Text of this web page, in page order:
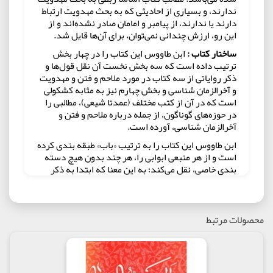
ندارند، و بسیاری از احادیثی که به بحث مهدویت ارتباط
دارند یا ندارند، از پیامبر و امامان صادر نشده‌اند و از
این رو، ارزش چندانی نمی‌توان، برای آن‌ها قایل شد.
ساختار کتاب :ابن طاووس این کتاب را در چهار بخش
ترتیب داده است که سه بخش نخست آن نقل قول‌ها و
ذکر روایاتی از سه کتاب در مورد ملاحم و فتن و مهدویت
و آخرالزمان شناسی و بخش چهارم نیز به مثابه کشکولی
است که در آن از کتب مختلف (عمدتا شیعی)، مطالبی را
در حوزه‌های گوناگون، از جمله درباره ملاحم و فتن و
آخرالزمان شناسی، آورده است.
ابن طاووس این کتاب را به ترتیب «باب» طبقه بندی کرده
است و از هر منبعی ابوابی را، هر چند بدون هیچ دسته
بندی خاصی، نقل می‌کند؛ به این معنا که ابتدا به ذکر
مطالبی از کتاب الفتن ابن حماد می‌پردازد و در قالب چند
منبع دوم و سوم رفته و در ابواب جدید- که با
شماره‌های جدیدی آغاز می‌شوند- مطالب هر کدام را نقل
می‌کند. هر چند بخش چهارم کتاب- که در موضوعات
مختلف و از منابع مختلف است- نه در قالب باب، بلکه در
قالب فصل‌های مختصر و بدون شماره، آمده است.
محصولات مرتبط